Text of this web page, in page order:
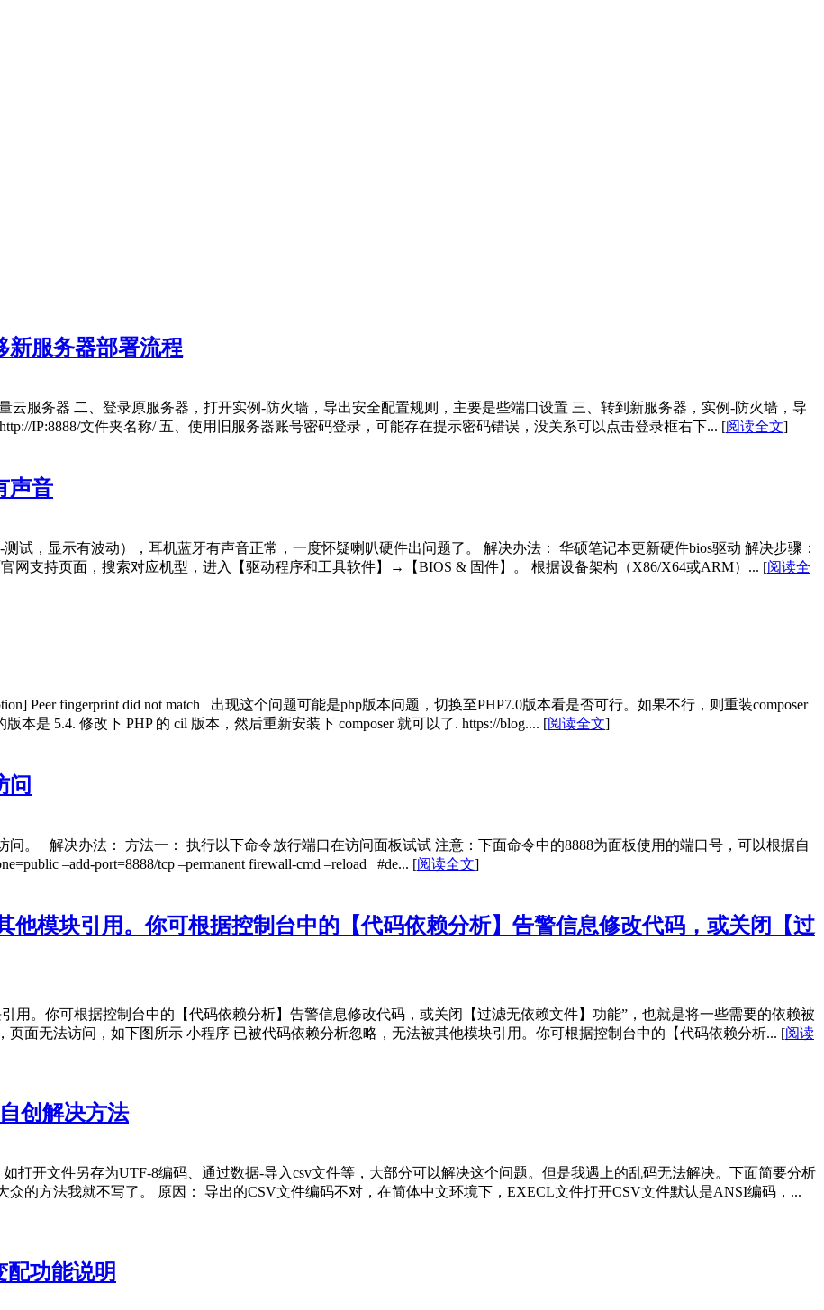
新服务器部署流程
云服务器 二、登录原服务器，打开实例-防火墙，导出安全配置规则，主要是些端口设置 三、转到新服务器，实例-防火墙，导
IP:8888/文件夹名称/ 五、使用旧服务器账号密码登录，可能存在提示密码错误，没关系可以点击登录框右下... [阅读全文]
声音
试，显示有波动），耳机蓝牙有声音正常，一度怀疑喇叭硬件出问题了。 解决办法： 华硕笔记本更新硬件bios驱动 解决步骤：
网支持页面，搜索对应机型，进入【驱动程序和工具软件】→【BIOS & 固件】。 根据设备架构（X86/X64或ARM）... [阅读全
Peer fingerprint did not match 出现这个问题可能是php版本问题，切换至PHP7.0版本看是否可行。如果不行，则重装composer
本是 5.4. 修改下 PHP 的 cil 版本，然后重新安装下 composer 就可以了. https://blog.... [阅读全文]
问
。 解决办法： 方法一： 执行以下命令放行端口在访问面板试试 注意：下面命令中的8888为面板使用的端口号，可以根据自
–add-port=8888/tcp –permanent firewall-cmd –reload #de... [阅读全文]
他模块引用。你可根据控制台中的【代码依赖分析】告警信息修改代码，或关闭【过
用。你可根据控制台中的【代码依赖分析】告警信息修改代码，或关闭【过滤无依赖文件】功能”，也就是将一些需要的依赖被
面无法访问，如下图所示 小程序 已被代码依赖分析忽略，无法被其他模块引用。你可根据控制台中的【代码依赖分析... [阅读
创解决方法
打开文件另存为UTF-8编码、通过数据-导入csv文件等，大部分可以解决这个问题。但是我遇上的乱码无法解决。下面简要分析
的方法我就不写了。 原因： 导出的CSV文件编码不对，在简体中文环境下，EXECL文件打开CSV文件默认是ANSI编码，...
配功能说明